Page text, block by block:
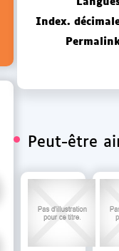
Index.
Peut-être